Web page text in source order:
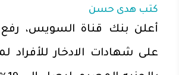
كتب هدى حسن
أعلن بنك قناة السويس،